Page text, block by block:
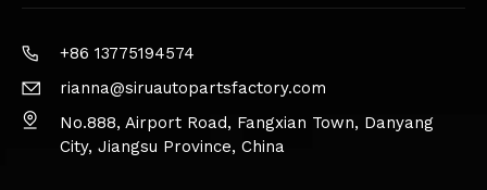
+86 13775194574
rianna@siruautopartsfactory.com
No.888, Airport Road, Fangxian Town, Danyang
City, Jiangsu Province, China